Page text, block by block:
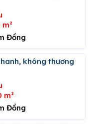
m²
Đồng
m²
Đồng